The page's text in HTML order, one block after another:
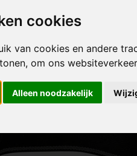
cookies
van cookies en andere
om ons
Alleen noodzakelijk
Hoofdlampen